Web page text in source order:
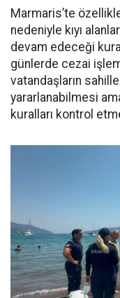
Marmaris’te
nedeniyle kıyı
devam edeceği
günlerde cezai
vatandaşların
yararlanabilmesi
kuralları kontrol